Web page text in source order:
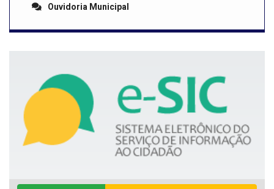
Ouvidoria Municipal